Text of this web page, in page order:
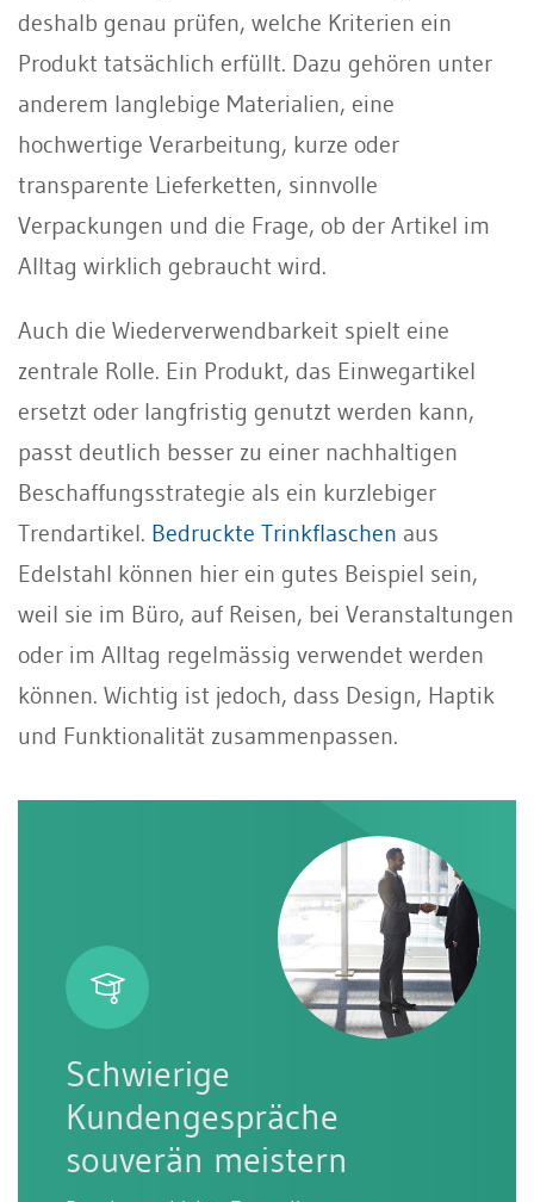
deshalb genau prüfen, welche Kriterien ein
Produkt tatsächlich erfüllt. Dazu gehören unter
anderem langlebige Materialien, eine
hochwertige Verarbeitung, kurze oder
transparente Lieferketten, sinnvolle
Verpackungen und die Frage, ob der Artikel im
Alltag wirklich gebraucht wird.
Auch die Wiederverwendbarkeit spielt eine
zentrale Rolle. Ein Produkt, das Einwegartikel
ersetzt oder langfristig genutzt werden kann,
passt deutlich besser zu einer nachhaltigen
Beschaffungsstrategie als ein kurzlebiger
Trendartikel. Bedruckte Trinkflaschen aus
Edelstahl können hier ein gutes Beispiel sein,
weil sie im Büro, auf Reisen, bei Veranstaltungen
oder im Alltag regelmässig verwendet werden
können. Wichtig ist jedoch, dass Design, Haptik
und Funktionalität zusammenpassen.
Schwierige
Kundengespräche
souverän meistern